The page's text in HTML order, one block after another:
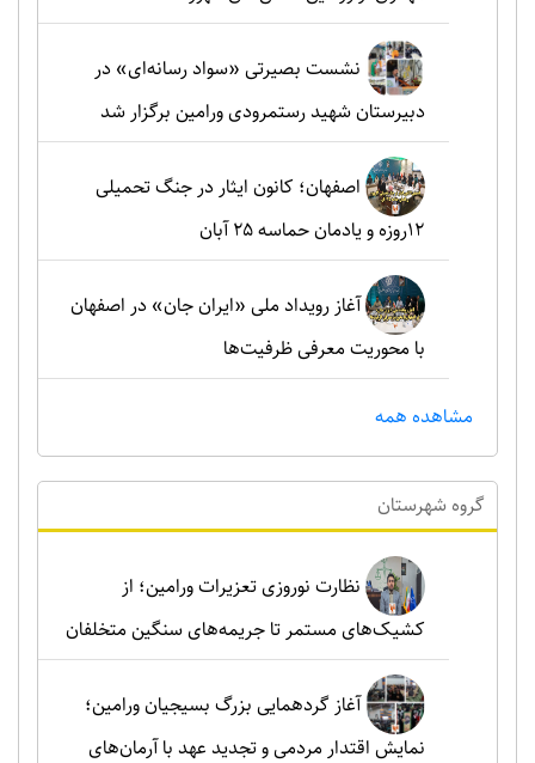
نشست بصیرتی «سواد رسانه‌ای» در
دبیرستان شهید رستمرودی ورامین برگزار شد
اصفهان؛ کانون ایثار در جنگ تحمیلی
۱۲روزه و یادمان حماسه ۲۵ آبان
آغاز رویداد ملی «ایران جان» در اصفهان
با محوریت معرفی ظرفیت‌ها
مشاهده همه
گروه شهرستان
نظارت نوروزی تعزیرات ورامین؛ از
کشیک‌های مستمر تا جریمه‌های سنگین متخلفان
آغاز گردهمایی بزرگ بسیجیان ورامین؛
نمایش اقتدار مردمی و تجدید عهد با آرمان‌های